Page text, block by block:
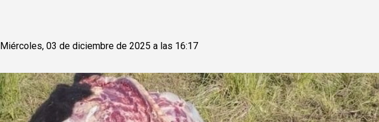
Miércoles, 03 de diciembre de 2025 a las 16:17